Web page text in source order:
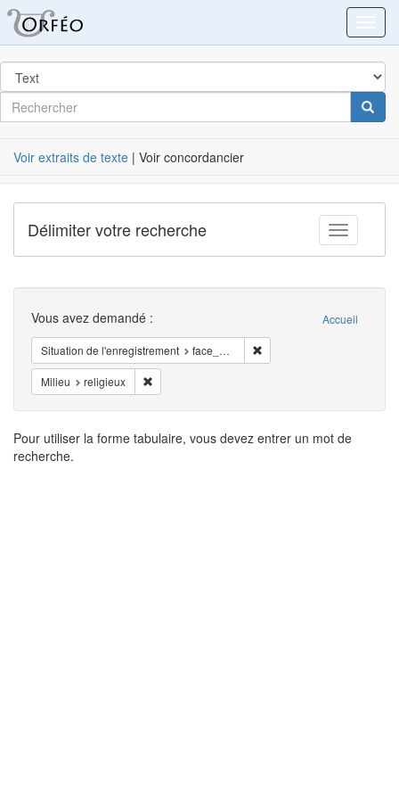
dans
Post
Label
Rechercher
Voir extraits de texte | Voir concordancier
Toggle
Délimiter votre recherche
Recherche Accueil
Vous avez demandé :
Situation de l'enregistrement face_à_face
Milieu religieux
Résultats
de
Pour utiliser la forme tabulaire, vous devez entrer un mot de
recherche.